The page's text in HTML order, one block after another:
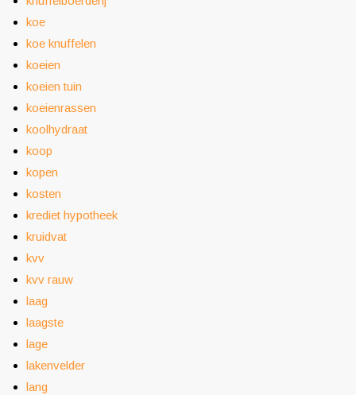
koe
koe knuffelen
koeien
koeien tuin
koeienrassen
koolhydraat
koop
kopen
kosten
krediet hypotheek
kruidvat
kvv
kvv rauw
laag
laagste
lage
lakenvelder
lang